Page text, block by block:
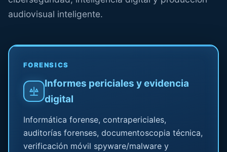
audiovisual inteligente.
FORENSICS
Informes periciales y evidencia
digital
Informática forense, contrapericiales,
auditorías forenses, documentoscopia técnica,
verificación móvil spyware/malware y